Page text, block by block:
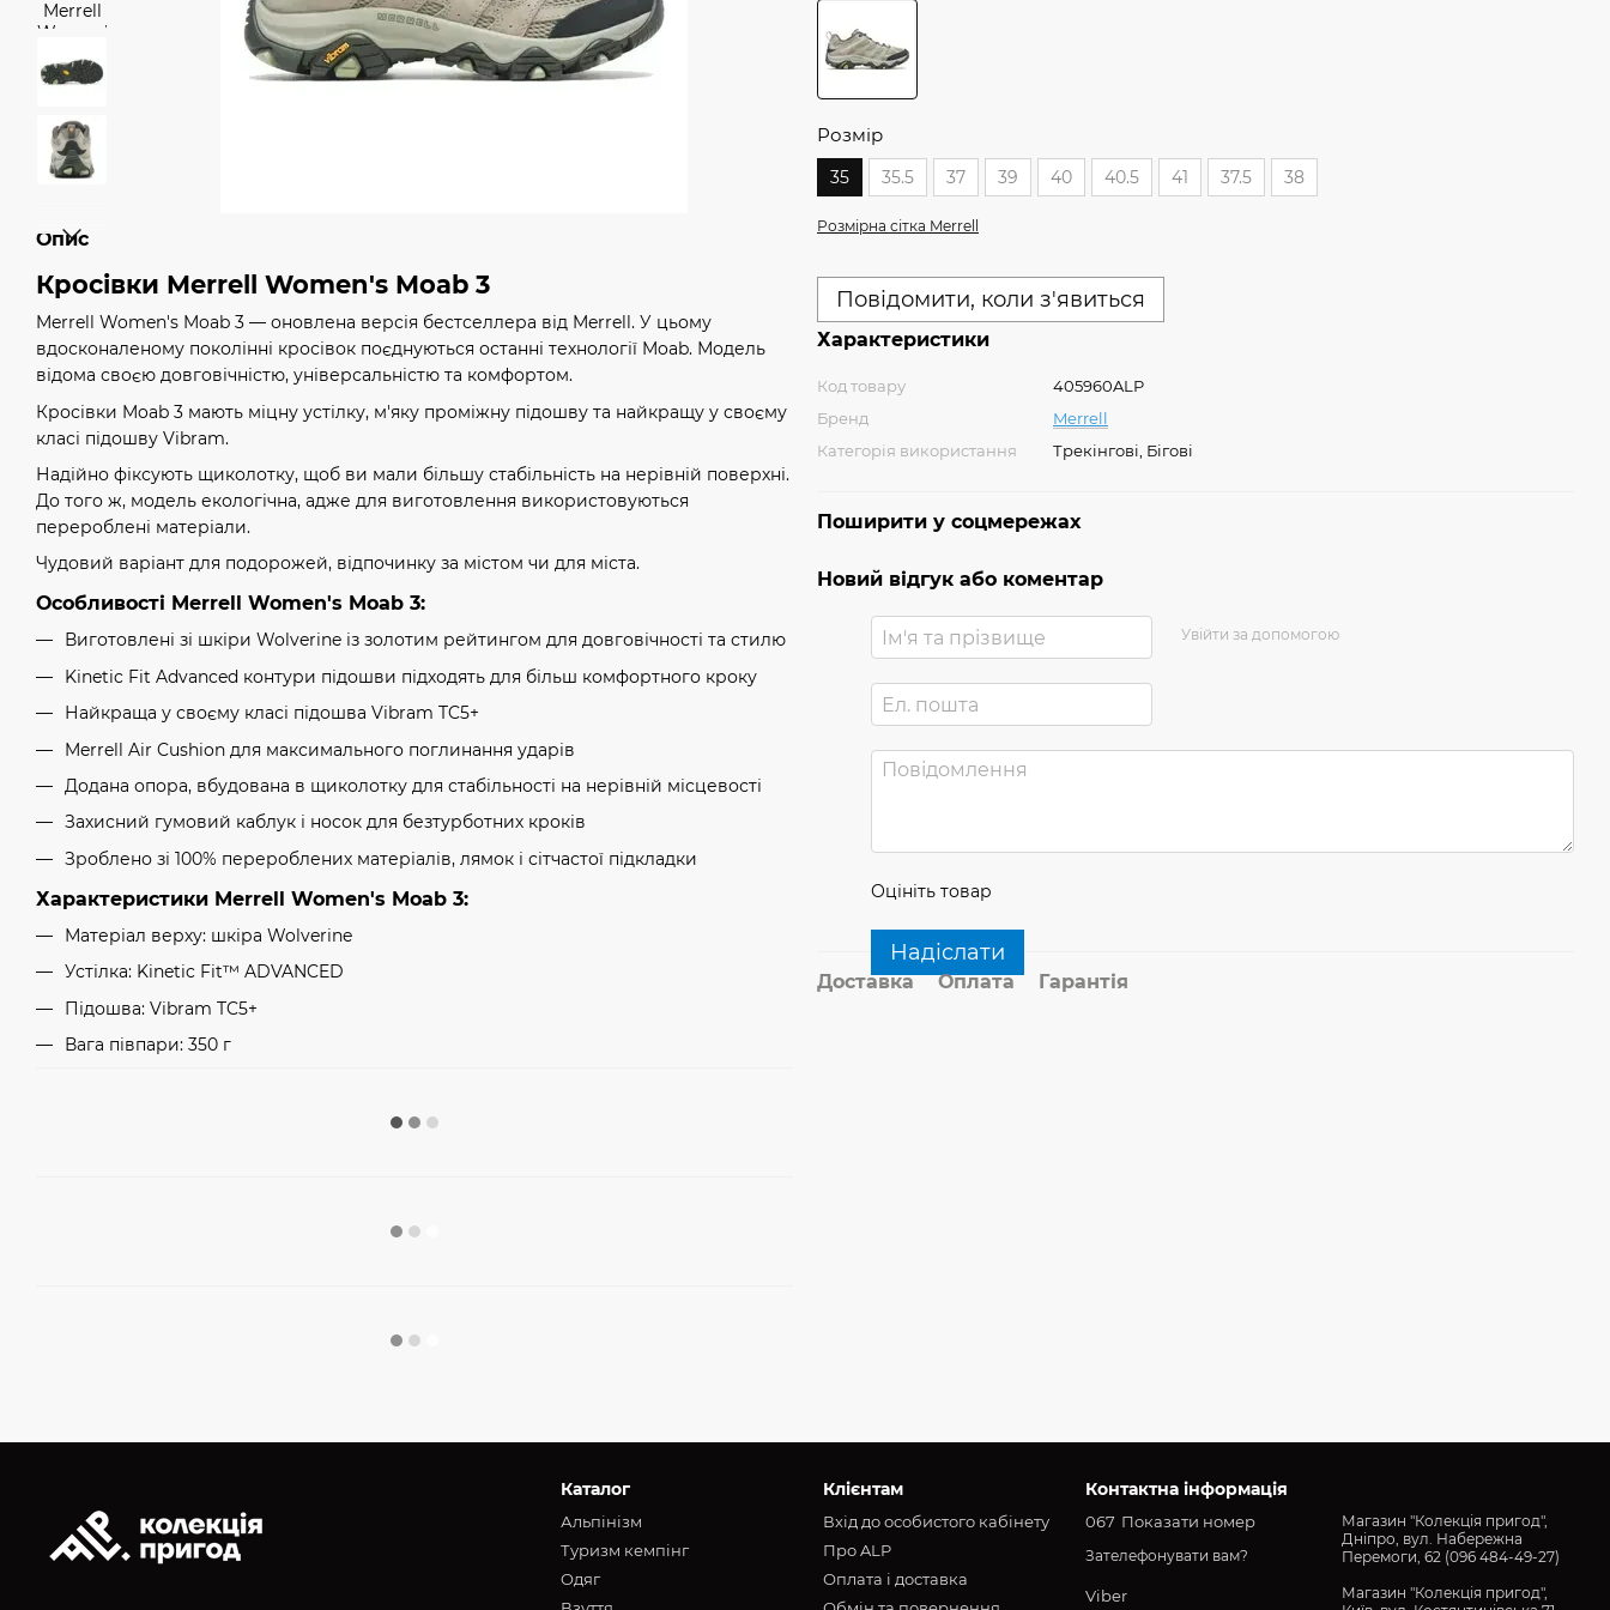
Опис
Кросівки Merrell Women's Moab 3
Merrell Women's Moab 3 — оновлена версія бестселлера від Merrell. У цьому
вдосконаленому поколінні кросівок поєднуються останні технології Moab. Модель
відома своєю довговічністю, універсальністю та комфортом.
Кросівки Moab 3 мають міцну устілку, м'яку проміжну підошву та найкращу у своєму
класі підошву Vibram.
Надійно фіксують щиколотку, щоб ви мали більшу стабільність на нерівній поверхні.
До того ж, модель екологічна, адже для виготовлення використовуються
перероблені матеріали.
Чудовий варіант для подорожей, відпочинку за містом чи для міста.
Особливості Merrell Women's Moab 3:
Виготовлені зі шкіри Wolverine із золотим рейтингом для довговічності та стилю
Kinetic Fit Advanced контури підошви підходять для більш комфортного кроку
Найкраща у своєму класі підошва Vibram TC5+
Merrell Air Cushion для максимального поглинання ударів
Додана опора, вбудована в щиколотку для стабільності на нерівній місцевості
Захисний гумовий каблук і носок для безтурботних кроків
Зроблено зі 100% перероблених матеріалів, лямок і сітчастої підкладки
Характеристики Merrell Women's Moab 3:
Матеріал верху: шкіра Wolverine
Устілка: Kinetic Fit™ ADVANCED
Підошва: Vibram TC5+
Вага півпари: 350 г
Розмір
35 35.5 37 39 40 40.5 41 37.5 38
Розмірна сітка Merrell
Повідомити, коли з'явиться
Характеристики
Код товару
405960ALP
Бренд
Merrell
Категорія використання
Трекінгові, Бігові
Поширити у соцмережах
Новий відгук або коментар
Увійти за допомогою
Оцініть товар
Надіслати
Доставка Оплата Гарантія
Каталог
Альпінізм
Туризм кемпінг
Oдяг
Клієнтам
Вхід до особистого кабінету
Про ALP
Оплата і доставка
Контактна інформація
067 Показати номер
Зателефонувати вам?
Viber
Магазин "Колекція пригод",
Дніпро, вул. Набережна
Перемоги, 62 (096 484-49-27)
Магазин "Колекція пригод",